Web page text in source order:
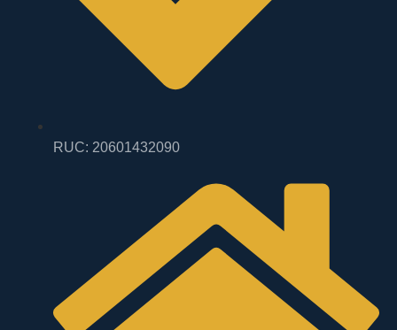
RUC: 20601432090